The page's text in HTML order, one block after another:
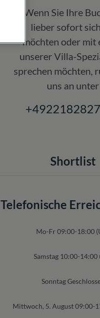
Wenn Sie Ihre
lieber sofort
möchten oder mit
unserer Villa-
sprechen möchten,
uns an unter
Shortlist
Telefonische
Mo-Fr 09:00-18:00
Samstag 10:00-14:00
Sonntag
Mittwoch, 5. August 09:00-